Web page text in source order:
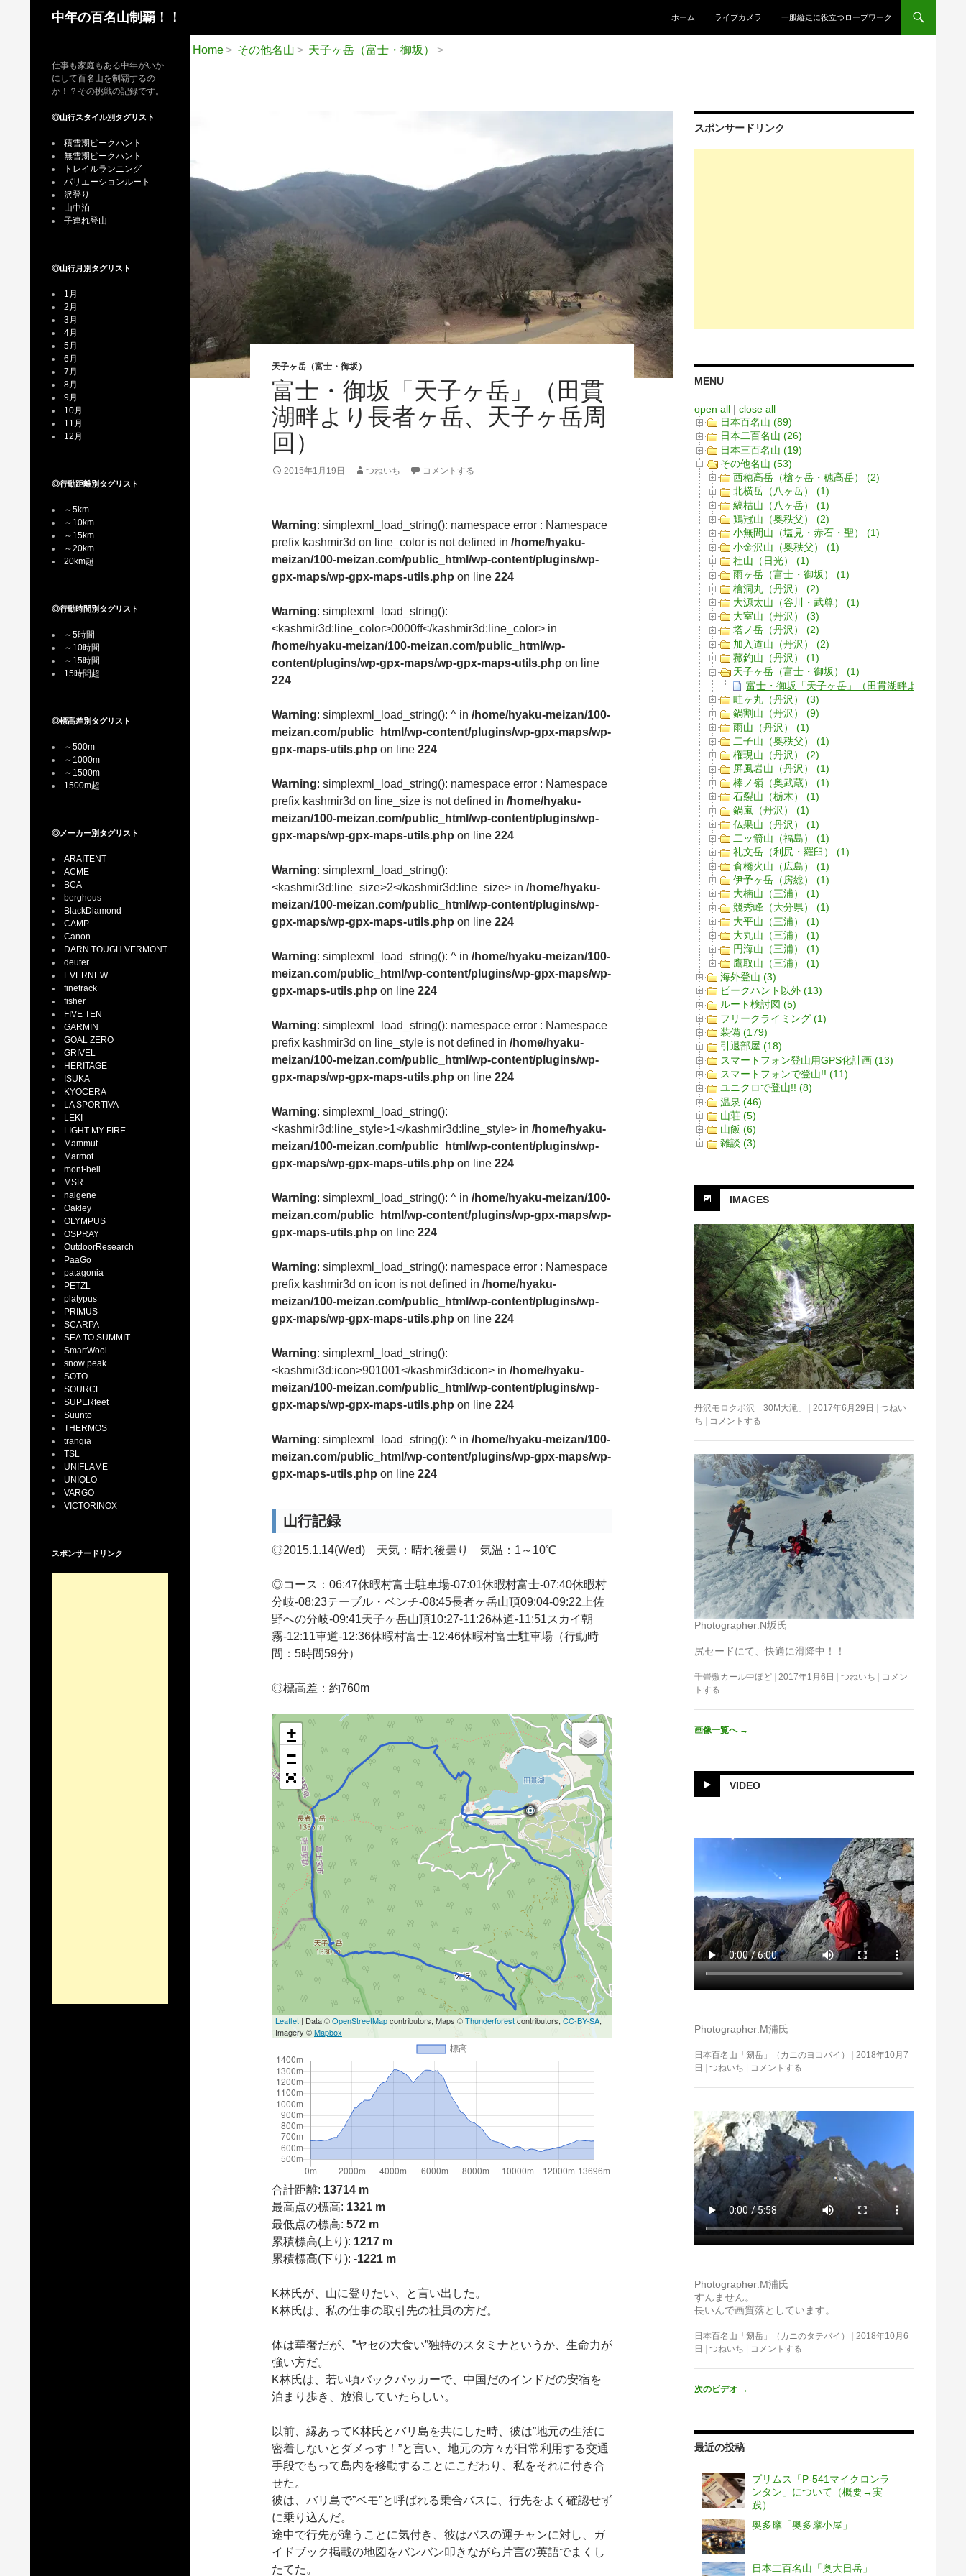
中年の百名山制覇！！
ホーム
ライブカメラ 一般縦走に役立つロープワーク
Home その他名山 天子ヶ岳（富士・御坂）
天子ヶ岳（富士・御坂）
富士・御坂「天子ヶ岳」（田貫
湖畔より長者ヶ岳、天子ヶ岳周
回）
2015年1月19日 つねいち コメントする
Warning: simplexml_load_string(): namespace error : Namespace
prefix kashmir3d on line_color is not defined in /home/hyaku-
meizan/100-meizan.com/public_html/wp-content/plugins/wp-
gpx-maps/wp-gpx-maps-utils.php on line 224
Warning: simplexml_load_string():
<kashmir3d:line_color>0000ff</kashmir3d:line_color> in
/home/hyaku-meizan/100-meizan.com/public_html/wp-
content/plugins/wp-gpx-maps/wp-gpx-maps-utils.php on line
224
Warning: simplexml_load_string(): ^ in /home/hyaku-meizan/100-
meizan.com/public_html/wp-content/plugins/wp-gpx-maps/wp-
gpx-maps-utils.php on line 224
Warning: simplexml_load_string(): namespace error : Namespace
prefix kashmir3d on line_size is not defined in /home/hyaku-
meizan/100-meizan.com/public_html/wp-content/plugins/wp-
gpx-maps/wp-gpx-maps-utils.php on line 224
Warning: simplexml_load_string():
<kashmir3d:line_size>2</kashmir3d:line_size> in /home/hyaku-
meizan/100-meizan.com/public_html/wp-content/plugins/wp-
gpx-maps/wp-gpx-maps-utils.php on line 224
Warning: simplexml_load_string(): ^ in /home/hyaku-meizan/100-
meizan.com/public_html/wp-content/plugins/wp-gpx-maps/wp-
gpx-maps-utils.php on line 224
Warning: simplexml_load_string(): namespace error : Namespace
prefix kashmir3d on line_style is not defined in /home/hyaku-
meizan/100-meizan.com/public_html/wp-content/plugins/wp-
gpx-maps/wp-gpx-maps-utils.php on line 224
Warning: simplexml_load_string():
<kashmir3d:line_style>1</kashmir3d:line_style> in /home/hyaku-
meizan/100-meizan.com/public_html/wp-content/plugins/wp-
gpx-maps/wp-gpx-maps-utils.php on line 224
Warning: simplexml_load_string(): ^ in /home/hyaku-meizan/100-
meizan.com/public_html/wp-content/plugins/wp-gpx-maps/wp-
gpx-maps-utils.php on line 224
Warning: simplexml_load_string(): namespace error : Namespace
prefix kashmir3d on icon is not defined in /home/hyaku-
meizan/100-meizan.com/public_html/wp-content/plugins/wp-
gpx-maps/wp-gpx-maps-utils.php on line 224
Warning: simplexml_load_string():
<kashmir3d:icon>901001</kashmir3d:icon> in /home/hyaku-
meizan/100-meizan.com/public_html/wp-content/plugins/wp-
gpx-maps/wp-gpx-maps-utils.php on line 224
Warning: simplexml_load_string(): ^ in /home/hyaku-meizan/100-
meizan.com/public_html/wp-content/plugins/wp-gpx-maps/wp-
gpx-maps-utils.php on line 224
山行記録
◎2015.1.14(Wed) 天気：晴れ後曇り 気温：1～10℃
◎コース：06:47休暇村富士駐車場-07:01休暇村富士-07:40休暇村
分岐-08:23テーブル・ベンチ-08:45長者ヶ岳山頂09:04-09:22上佐
野への分岐-09:41天子ヶ岳山頂10:27-11:26林道-11:51スカイ朝
霧-12:11車道-12:36休暇村富士-12:46休暇村富士駐車場（行動時
間：5時間59分）
◎標高差：約760m
+
−
Leaflet | Data ©OpenStreetMapcontributors, Maps ©Thunderforestcontributors, CC-BY-SA,
Imagery ©Mapbox
合計距離: 13714 m
最高点の標高: 1321 m
最低点の標高: 572 m
累積標高(上り): 1217 m
累積標高(下り): -1221 m
K林氏が、山に登りたい、と言い出した。
K林氏は、私の仕事の取引先の社員の方だ。
体は華奢だが、”ヤセの大食い”独特のスタミナというか、生命力が
強い方だ。
K林氏は、若い頃バックパッカーで、中国だのインドだの安宿を
泊まり歩き、放浪していたらしい。
以前、縁あってK林氏とバリ島を共にした時、彼は”地元の生活に
密着しないとダメっす！”と言い、地元の方々が日常利用する交通
手段でもって島内を移動することにこだわり、私をそれに付き合
せた。
彼は、バリ島で”ベモ”と呼ばれる乗合バスに、行先をよく確認せず
に乗り込んだ。
途中で行先が違うことに気付き、彼はバスの運チャンに対し、ガ
イドブック掲載の地図をバンバン叩きながら片言の英語でまくし
たてた。
スポンサードリンク
MENU
open all | close all
日本百名山 (89)
日本二百名山 (26)
日本三百名山 (19)
その他名山 (53)
西穂高岳（槍ヶ岳・穂高岳） (2)
北横岳（八ヶ岳） (1)
縞枯山（八ヶ岳） (1)
鶏冠山（奥秩父） (2)
小無間山（塩見・赤石・聖） (1)
小金沢山（奥秩父） (1)
社山（日光） (1)
雨ヶ岳（富士・御坂） (1)
檜洞丸（丹沢） (2)
大源太山（谷川・武尊） (1)
大室山（丹沢） (3)
塔ノ岳（丹沢） (2)
加入道山（丹沢） (2)
菰釣山（丹沢） (1)
天子ヶ岳（富士・御坂） (1)
富士・御坂「天子ヶ岳」（田貫湖畔より長者ヶ
畦ヶ丸（丹沢） (3)
鍋割山（丹沢） (9)
雨山（丹沢） (1)
二子山（奥秩父） (1)
権現山（丹沢） (2)
屏風岩山（丹沢） (1)
棒ノ嶺（奥武蔵） (1)
石裂山（栃木） (1)
鍋嵐（丹沢） (1)
仏果山（丹沢） (1)
二ッ箭山（福島） (1)
礼文岳（利尻・羅臼） (1)
倉橋火山（広島） (1)
伊予ヶ岳（房総） (1)
大楠山（三浦） (1)
競秀峰（大分県） (1)
大平山（三浦） (1)
大丸山（三浦） (1)
円海山（三浦） (1)
鷹取山（三浦） (1)
海外登山 (3)
ピークハント以外 (13)
ルート検討図 (5)
フリークライミング (1)
装備 (179)
引退部屋 (18)
スマートフォン登山用GPS化計画 (13)
スマートフォンで登山!! (11)
ユニクロで登山!! (8)
温泉 (46)
山荘 (5)
山飯 (6)
雑談 (3)
IMAGES
丹沢モロクボ沢「30M大滝」 2017年6月29日
つねい
ち
コメントする
Photographer:N坂氏
尻セードにて、快適に滑降中！！
千畳敷カール中ほど 2017年1月6日 つねいち
コメン
トする
画像一覧へ →
VIDEO
Photographer:M浦氏
日本百名山「剱岳」（カニのヨコバイ）
2018年10月7
日
つねいち コメントする
Photographer:M浦氏
すんません。
長いんで画質落としています。
日本百名山「剱岳」（カニのタテバイ）
2018年10月6
日
つねいち コメントする
次のビデオ →
最近の投稿
プリムス「P-541マイクロンラ
ンタン」について（概要→実
践）
奥多摩「奥多摩小屋」
日本二百名山「奥大日岳」
仕事も家庭もある中年がいか
にして百名山を制覇するの
か！？その挑戦の記録です。
◎山行スタイル別タグリスト
積雪期ピークハント
無雪期ピークハント
トレイルランニング
バリエーションルート
沢登り
山中泊
子連れ登山
◎山行月別タグリスト
1月
2月
3月
4月
5月
6月
7月
8月
9月
10月
11月
12月
◎行動距離別タグリスト
～5km
～10km
～15km
～20km
20km超
◎行動時間別タグリスト
～5時間
～10時間
～15時間
15時間超
◎標高差別タグリスト
～500m
～1000m
～1500m
1500m超
◎メーカー別タグリスト
ARAITENT
ACME
BCA
berghous
BlackDiamond
CAMP
Canon
DARN TOUGH VERMONT
deuter
EVERNEW
finetrack
fisher
FIVE TEN
GARMIN
GOAL ZERO
GRIVEL
HERITAGE
ISUKA
KYOCERA
LA SPORTIVA
LEKI
LIGHT MY FIRE
Mammut
Marmot
mont-bell
MSR
nalgene
Oakley
OLYMPUS
OSPRAY
OutdoorResearch
PaaGo
patagonia
PETZL
platypus
PRIMUS
SCARPA
SEA TO SUMMIT
SmartWool
snow peak
SOTO
SOURCE
SUPERfeet
Suunto
THERMOS
trangia
TSL
UNIFLAME
UNIQLO
VARGO
VICTORINOX
スポンサードリンク